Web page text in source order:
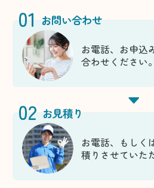
01 お問い合わせ
お電話、お申込
合わせください。
02 お見積り
お電話、もしく
積りさせていた